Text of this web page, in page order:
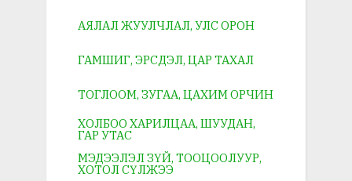
АЯЛАЛ ЖУУЛЧЛАЛ, УЛС ОРОН
ГАМШИГ, ЭРСДЭЛ, ЦАР ТАХАЛ
ТОГЛООМ, ЗУГАА, ЦАХИМ ОРЧИН
ХОЛБОО ХАРИЛЦАА, ШУУДАН,
ГАР УТАС
МЭДЭЭЛЭЛ ЗҮЙ, ТООЦООЛУУР,
ХОТОЛ СҮЛЖЭЭ